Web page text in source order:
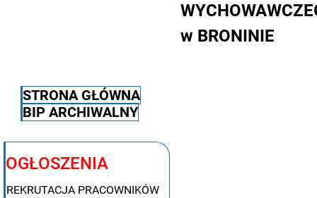
w BRONINIE
STRONA GŁÓWNA
BIP ARCHIWALNY
OGŁOSZENIA
REKRUTACJA PRACOWNIKÓW